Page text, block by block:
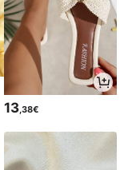
13,38€